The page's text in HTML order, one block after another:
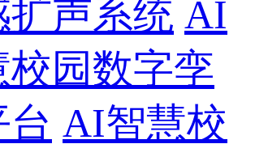
扩声系统 AI
校园数字孪
AI智慧校